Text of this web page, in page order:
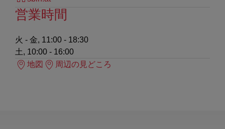
営業時間
火 - 金, 11:00 - 18:30
土, 10:00 - 16:00
地図
周辺の見どころ